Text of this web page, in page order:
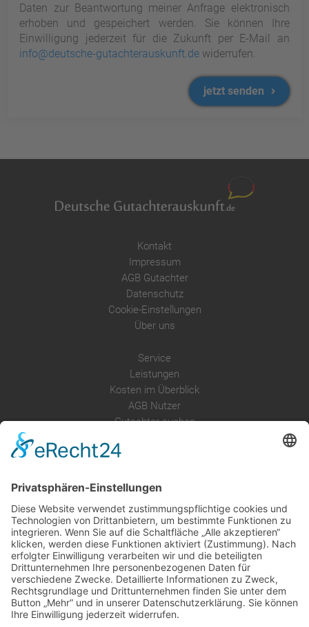
Daten zur Beantwortung meiner Anfrage elektronisch
erhoben und gespeichert werden. Sie können Ihre
Einwilligung jederzeit für die Zukunft per E-Mail an
info@deutsche-gutachterauskunft.de widerrufen.
jetzt senden
Kontakt
Impressum
AGB Gutachter
Datenschutz
Cookie-Einstellungen
Über uns
Service
Leistungen
Kosten im Überblick
AGB Nutzer
Gutachter suchen
Anfrage
Presse
Partner: Der DGuSV
als Gutachter eintragen
Infos für Suchende